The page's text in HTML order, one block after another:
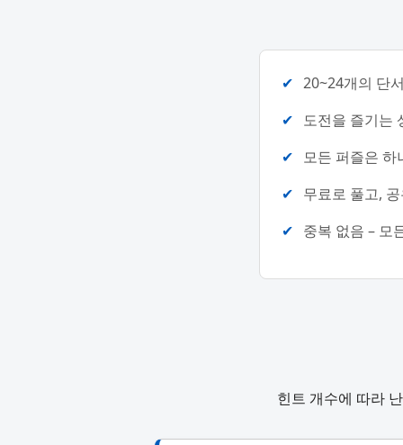
20~24개의 단
도전을 즐기는
모든 퍼즐은 하
무료로 풀고,
중복 없음 – 모
힌트 개수에 따라